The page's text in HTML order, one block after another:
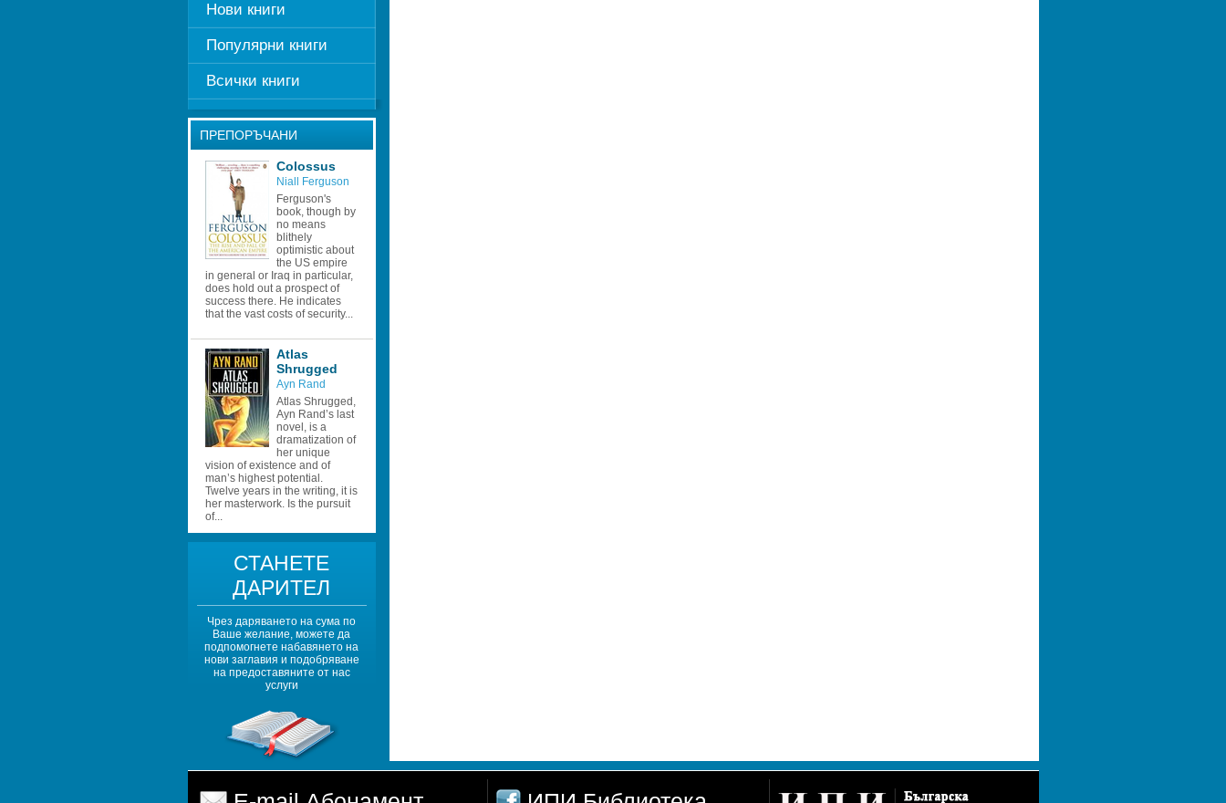
Нови книги
Популярни книги
Всички книги
ПРЕПОРЪЧАНИ
Colossus
Niall Ferguson
Ferguson's
book, though by
no means
blithely
optimistic about
the US empire
in general or Iraq in particular,
does hold out a prospect of
success there. He indicates
that the vast costs of security...
Atlas
Shrugged
Ayn Rand
Atlas Shrugged,
Ayn Rand’s last
novel, is a
dramatization of
her unique
vision of existence and of
man’s highest potential.
Twelve years in the writing, it is
her masterwork. Is the pursuit
of...
СТАНЕТЕ
ДАРИТЕЛ
Чрез даряването на сума по
Ваше желание, можете да
подпомогнете набавянето на
нови заглавия и подобряване
на предоставяните от нас
услуги